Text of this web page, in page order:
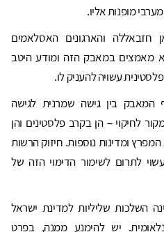
מופנות אליו.
חזבאללה והארגונים האסלאמים
מאמצים במאבק הזה ומודע היטב
עשויה להעניק לו.
המאבק בין גישה שמרנית לגישה
לחיקוי – הן בקרב פלסטינים והן
ומדינות נוספות. חיזוק הרשות
לתרום לשימור הדימוי הזה של
השלכות שליליות למדינת ישראל
יש להימנע ממנה, בפרט